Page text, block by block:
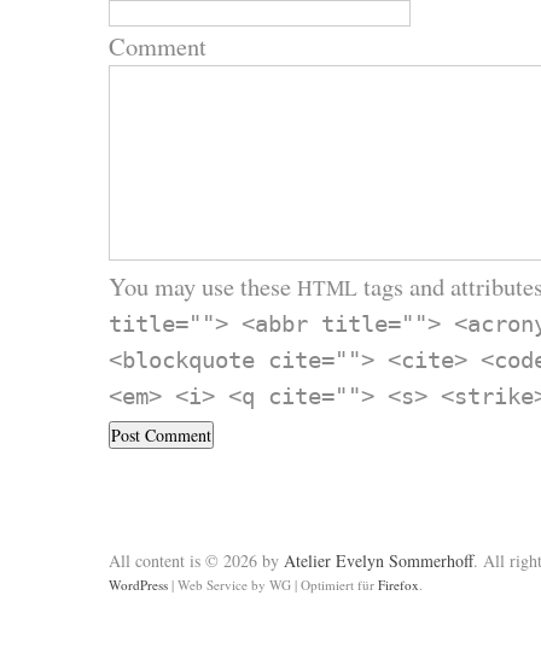
Comment
You may use these HTML tags and
title=""> <abbr title="">
<blockquote cite=""> <cite>
<em> <i> <q cite=""> <s>
All content is © 2026 by Atelier Evelyn Sommerhoff. All
WordPress | Web Service by WG | Optimiert für Firefox.